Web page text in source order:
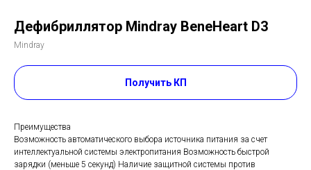
Дефибриллятор Mindray BeneHeart D3
Mindray
Получить КП
Преимущества
Возможность автоматического выбора источника питания за счет
интеллектуальной системы электропитания Возможность быстрой
зарядки (меньше 5 секунд) Наличие защитной системы против